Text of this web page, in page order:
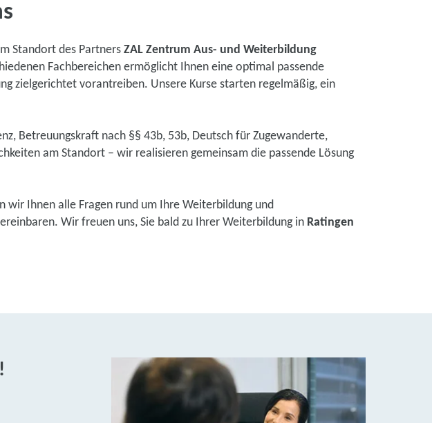
Standort des Partners ZAL Zentrum Aus- und Weiterbildung
Fachbereichen ermöglicht Ihnen eine optimal passende
zielgerichtet vorantreiben. Unsere Kurse starten regelmäßig, ein
Betreuungskraft nach §§ 43b, 53b, Deutsch für Zugewanderte,
am Standort – wir realisieren gemeinsam die passende Lösung
wir Ihnen alle Fragen rund um Ihre Weiterbildung und
Wir freuen uns, Sie bald zu Ihrer Weiterbildung in Ratingen